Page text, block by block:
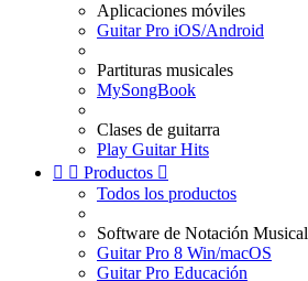
Aplicaciones móviles
Guitar Pro iOS/Android
Partituras musicales
MySongBook
Clases de guitarra
Play Guitar Hits
  Productos 
Todos los productos
Software de Notación Musical
Guitar Pro 8 Win/macOS
Guitar Pro Educación